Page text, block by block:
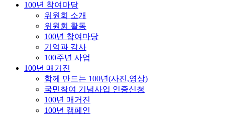
100년 참여마당
위원회 소개
위원회 활동
100년 참여마당
기억과 감사
100주년 사업
100년 매거진
함께 만드는 100년(사진,영상)
국민참여 기념사업 인증신청
100년 매거진
100년 캠페인